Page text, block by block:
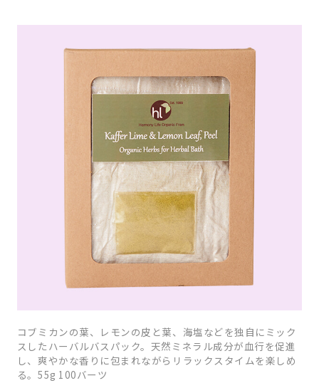
コブミカンの葉、レモンの皮と葉、海塩などを独自にミック
スしたハーバルバスパック。天然ミネラル成分が血行を促進
し、爽やかな香りに包まれながらリラックスタイムを楽しめ
る。55g 100バーツ